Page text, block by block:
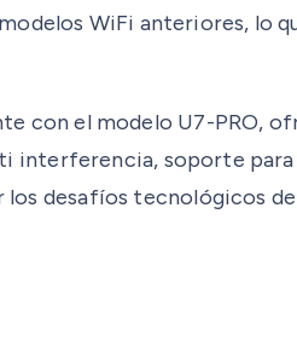
WiFi anteriores, lo
con el modelo U7-PRO,
interferencia, soporte
los desafíos tecnológicos